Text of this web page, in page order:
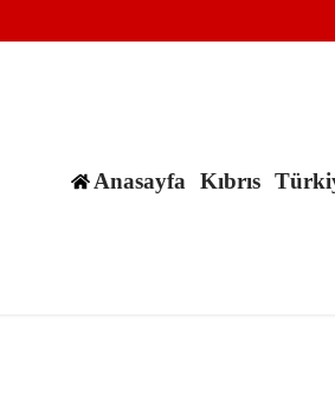
Anasayfa Kıbrıs